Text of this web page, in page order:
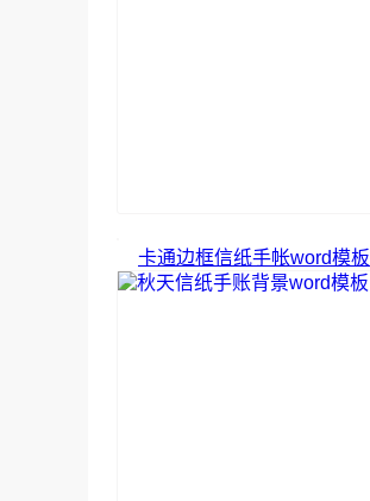
卡通边框信纸手帐word模板